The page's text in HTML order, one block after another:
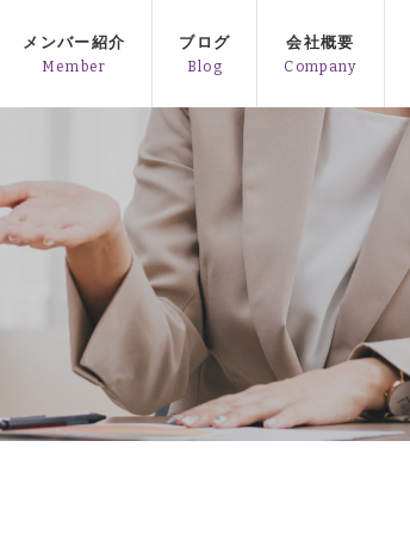
メンバー紹介 ブログ 会社概要